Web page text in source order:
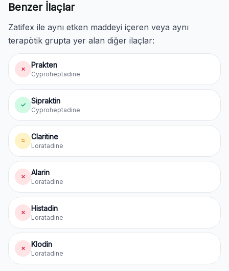
Benzer İlaçlar
Zatifex ile aynı etken maddeyi içeren veya aynı
terapötik grupta yer alan diğer ilaçlar:
✗ Prakten
Cyproheptadine
✓ Sipraktin
Cyproheptadine
≈ Claritine
Loratadine
✗ Alarin
Loratadine
✗ Histadin
Loratadine
✗ Klodin
Loratadine